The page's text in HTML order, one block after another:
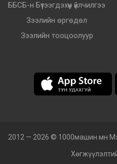
ББСБ-н Бүтээгдэхүүн үйлчилгээ
Зээлийн өргөдөл
Зээлийн тооцоолуур
2012 — 2026 © 1000машин.мн